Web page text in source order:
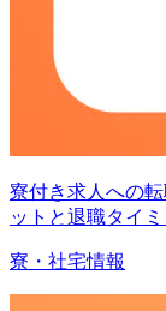
寮付き求人への
ットと退職タイ
寮・社宅情報